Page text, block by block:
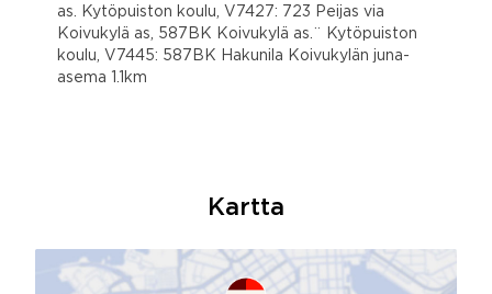
as. Kytöpuiston koulu, V7427: 723 Peijas via
Koivukylä as, 587BK Koivukylä as.¨ Kytöpuiston
koulu, V7445: 587BK Hakunila Koivukylän juna-
asema 1.1km
Kartta